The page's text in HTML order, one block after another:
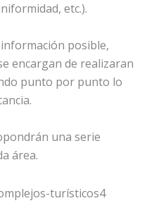
etc.).
posible,
encargan de realizaran
punto por punto lo
una serie
área.